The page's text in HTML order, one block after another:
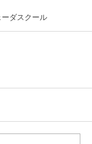
ダスクール